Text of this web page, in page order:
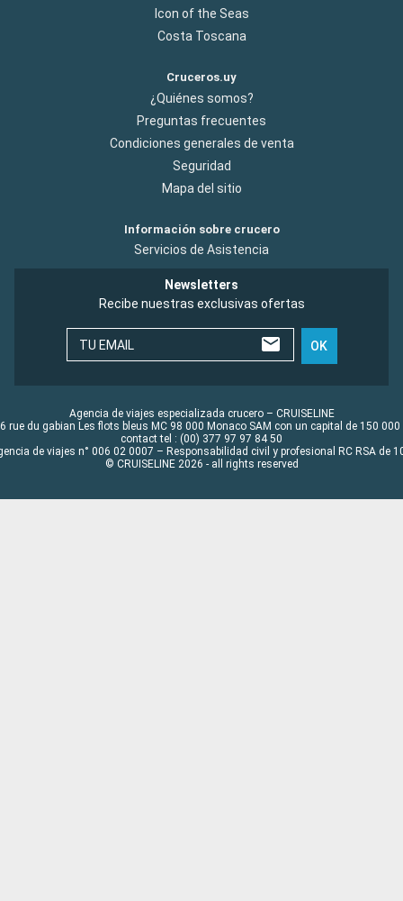
Icon of the Seas
Costa Toscana
Cruceros.uy
¿Quiénes somos?
Preguntas frecuentes
Condiciones generales de venta
Seguridad
Mapa del sitio
Información sobre crucero
Servicios de Asistencia
Newsletters
Recibe nuestras exclusivas ofertas
TU EMAIL OK
Agencia de viajes especializada crucero – CRUISELINE
rue du gabian Les flots bleus MC 98 000 Monaco SAM con un capital de 150 000
contact tel : (00) 377 97 97 84 50
de viajes n° 006 02 0007 – Responsabilidad civil y profesional RC RSA de
© CRUISELINE 2026 - all rights reserved